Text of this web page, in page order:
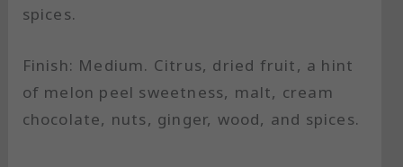
spices.
Finish: Medium. Citrus, dried fruit, a hint
of melon peel sweetness, malt, cream
chocolate, nuts, ginger, wood, and spices.